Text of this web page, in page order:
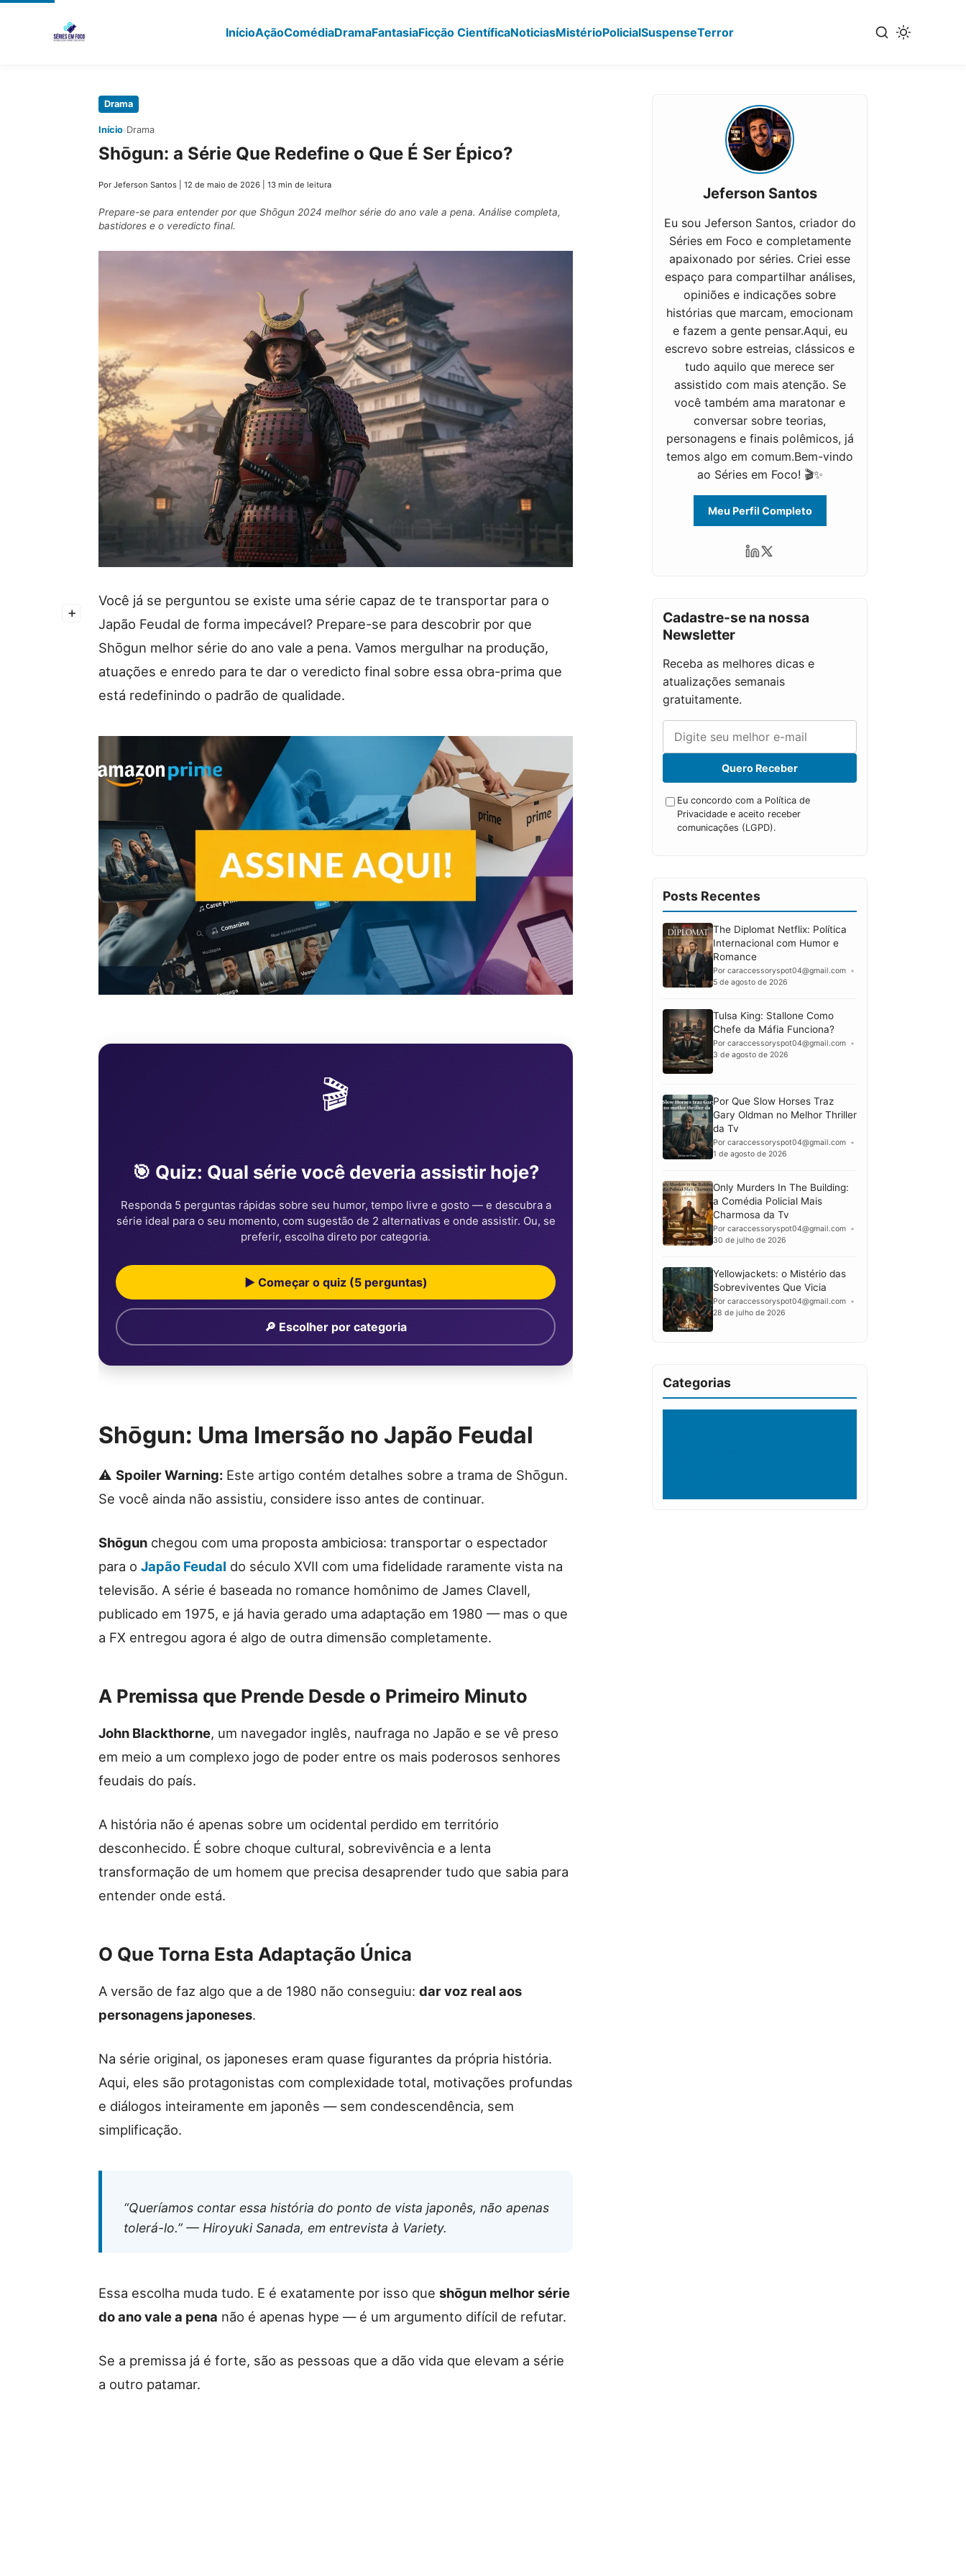
InícioAçãoComédiaDramaFantasiaFicção CientíficaNoticiasMistérioPolicialSuspenseTerror
Drama
Início›Drama
Shōgun: a Série Que Redefine o Que É Ser Épico?
Por Jeferson Santos 12 de maio de 2026 13 min de leitura
Prepare-se para entender por que Shōgun 2024 melhor série do ano vale a pena. Análise completa,
bastidores e o veredicto final.
+
Você já se perguntou se existe uma série capaz de te transportar para o
Japão Feudal de forma impecável? Prepare-se para descobrir por que
Shōgun melhor série do ano vale a pena. Vamos mergulhar na produção,
atuações e enredo para te dar o veredicto final sobre essa obra-prima que
está redefinindo o padrão de qualidade.
🎬
🎯 Quiz: Qual série você deveria assistir hoje?
Responda 5 perguntas rápidas sobre seu humor, tempo livre e gosto — e descubra a
série ideal para o seu momento, com sugestão de 2 alternativas e onde assistir. Ou, se
preferir, escolha direto por categoria.
▶ Começar o quiz (5 perguntas)
🔎 Escolher por categoria
Shōgun: Uma Imersão no Japão Feudal
⚠️ Spoiler Warning: Este artigo contém detalhes sobre a trama de Shōgun.
Se você ainda não assistiu, considere isso antes de continuar.
Shōgun chegou com uma proposta ambiciosa: transportar o espectador
para o Japão Feudal do século XVII com uma fidelidade raramente vista na
televisão. A série é baseada no romance homônimo de James Clavell,
publicado em 1975, e já havia gerado uma adaptação em 1980 — mas o que
a FX entregou agora é algo de outra dimensão completamente.
A Premissa que Prende Desde o Primeiro Minuto
John Blackthorne, um navegador inglês, naufraga no Japão e se vê preso
em meio a um complexo jogo de poder entre os mais poderosos senhores
feudais do país.
A história não é apenas sobre um ocidental perdido em território
desconhecido. É sobre choque cultural, sobrevivência e a lenta
transformação de um homem que precisa desaprender tudo que sabia para
entender onde está.
O Que Torna Esta Adaptação Única
A versão de faz algo que a de 1980 não conseguiu: dar voz real aos
personagens japoneses.
Na série original, os japoneses eram quase figurantes da própria história.
Aqui, eles são protagonistas com complexidade total, motivações profundas
e diálogos inteiramente em japonês — sem condescendência, sem
simplificação.
“Queríamos contar essa história do ponto de vista japonês, não apenas
tolerá-lo.” — Hiroyuki Sanada, em entrevista à Variety.
Essa escolha muda tudo. E é exatamente por isso que shōgun melhor série
do ano vale a pena não é apenas hype — é um argumento difícil de refutar.
Se a premissa já é forte, são as pessoas que a dão vida que elevam a série
a outro patamar.
Jeferson Santos
Eu sou Jeferson Santos, criador do
Séries em Foco e completamente
apaixonado por séries. Criei esse
espaço para compartilhar análises,
opiniões e indicações sobre
histórias que marcam, emocionam
e fazem a gente pensar.Aqui, eu
escrevo sobre estreias, clássicos e
tudo aquilo que merece ser
assistido com mais atenção. Se
você também ama maratonar e
conversar sobre teorias,
personagens e finais polêmicos, já
temos algo em comum.Bem-vindo
ao Séries em Foco! 🎬✨
Meu Perfil Completo
Cadastre-se na nossa
Newsletter
Receba as melhores dicas e
atualizações semanais
gratuitamente.
Quero Receber
Eu concordo com a Política de
Privacidade e aceito receber
comunicações (LGPD).
Posts Recentes
The Diplomat Netflix: Política
Internacional com Humor e
Romance
Por caraccessoryspot04@gmail.com
5 de agosto de 2026
Tulsa King: Stallone Como
Chefe da Máfia Funciona?
Por caraccessoryspot04@gmail.com
3 de agosto de 2026
Por Que Slow Horses Traz
Gary Oldman no Melhor Thriller
da Tv
Por caraccessoryspot04@gmail.com
1 de agosto de 2026
Only Murders In The Building:
a Comédia Policial Mais
Charmosa da Tv
Por caraccessoryspot04@gmail.com
30 de julho de 2026
Yellowjackets: o Mistério das
Sobreviventes Que Vicia
Por caraccessoryspot04@gmail.com
28 de julho de 2026
Categorias